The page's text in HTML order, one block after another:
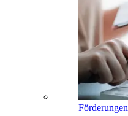
Förderungen